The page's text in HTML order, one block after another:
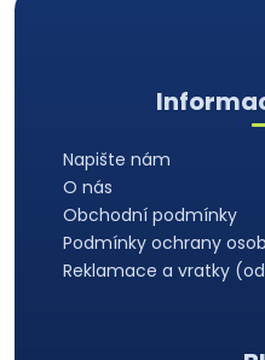
Napište nám
O nás
Obchodní podmínky
Podmínky ochrany
Reklamace a vratky